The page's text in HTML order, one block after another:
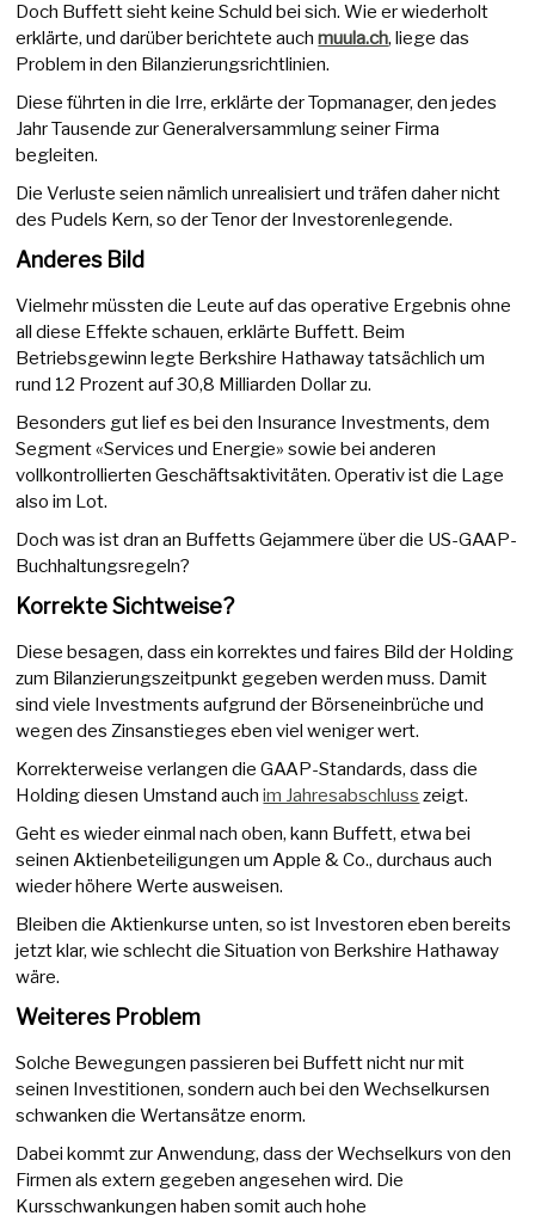
Doch Buffett sieht keine Schuld bei sich. Wie er wiederholt
erklärte, und darüber berichtete auchmuula.ch, liege das
Problem in den Bilanzierungsrichtlinien.
Diese führten in die Irre, erklärte der Topmanager, den jedes
Jahr Tausende zur Generalversammlung seiner Firma
begleiten.
Die Verluste seien nämlich unrealisiert und träfen daher nicht
des Pudels Kern, so der Tenor der Investorenlegende.
Anderes Bild
Vielmehr müssten die Leute auf das operative Ergebnis ohne
all diese Effekte schauen, erklärte Buffett. Beim
Betriebsgewinn legte Berkshire Hathaway tatsächlich um
rund 12 Prozent auf 30,8 Milliarden Dollar zu.
Besonders gut lief es bei den Insurance Investments, dem
Segment «Services und Energie» sowie bei anderen
vollkontrollierten Geschäftsaktivitäten. Operativ ist die Lage
also im Lot.
Doch was ist dran an Buffetts Gejammere über die US-GAAP-
Buchhaltungsregeln?
Korrekte Sichtweise?
Diese besagen, dass ein korrektes und faires Bild der Holding
zum Bilanzierungszeitpunkt gegeben werden muss. Damit
sind viele Investments aufgrund der Börseneinbrüche und
wegen des Zinsanstieges eben viel weniger wert.
Korrekterweise verlangen die GAAP-Standards, dass die
Holding diesen Umstand auchim Jahresabschluss zeigt.
Geht es wieder einmal nach oben, kann Buffett, etwa bei
seinen Aktienbeteiligungen um Apple & Co., durchaus auch
wieder höhere Werte ausweisen.
Bleiben die Aktienkurse unten, so ist Investoren eben bereits
jetzt klar, wie schlecht die Situation von Berkshire Hathaway
wäre.
Weiteres Problem
Solche Bewegungen passieren bei Buffett nicht nur mit
seinen Investitionen, sondern auch bei den Wechselkursen
schwanken die Wertansätze enorm.
Dabei kommt zur Anwendung, dass der Wechselkurs von den
Firmen als extern gegeben angesehen wird. Die
Kursschwankungen haben somit auch hohe